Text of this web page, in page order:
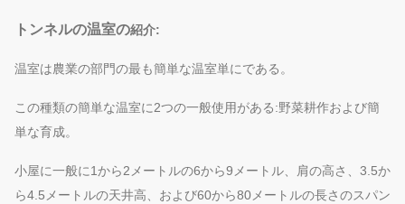
トンネルの温室の紹介:
温室は農業の部門の最も簡単な温室単にである。
この種類の簡単な温室に2つの一般使用がある:野菜耕作および簡
単な育成。
小屋に一般に1から2メートルの6から9メートル、肩の高さ、3.5か
ら4.5メートルの天井高、および60から80メートルの長さのスパン